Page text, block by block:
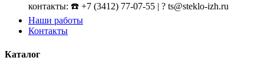
контакты: ☎️ +7 (3412) 77-07-55 | ? ts@steklo-izh.ru
Наши работы
Контакты
Каталог